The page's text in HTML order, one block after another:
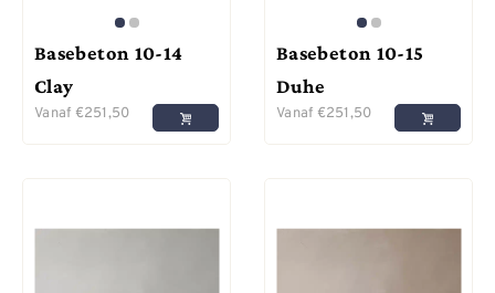
Basebeton 10-14
Clay
Vanaf €251,50
Basebeton 10-15
Duhe
Vanaf €251,50